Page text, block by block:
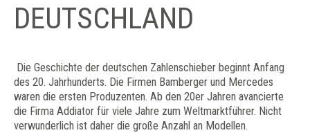
DEUTSCHLAND
Die Geschichte der deutschen Zahlenschieber beginnt Anfang
des 20. Jahrhunderts. Die Firmen Bamberger und Mercedes
waren die ersten Produzenten. Ab den 20er Jahren avancierte
die Firma Addiator für viele Jahre zum Weltmarktführer. Nicht
verwunderlich ist daher die große Anzahl an Modellen.